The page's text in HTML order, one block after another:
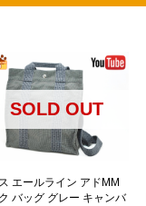
エールライン アドMM
バッグ グレー キャンバ
SOLD OUT